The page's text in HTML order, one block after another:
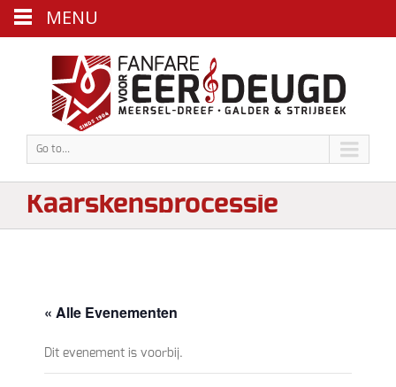
Go to...
Kaarskensprocessie
« Alle Evenementen
Dit evenement is voorbij.
MENU